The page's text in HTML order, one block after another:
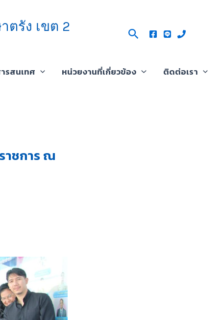
ตรัง เขต 2 Search
รสนเทศ หน่วยงานที่เกี่ยวข้อง ติดต่อเรา
าชการ ณ